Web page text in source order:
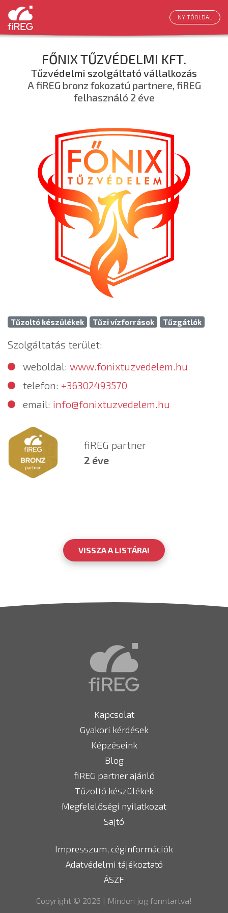
NYITÓOLDAL
FŐNIX TŰZVÉDELMI KFT.
Tűzvédelmi szolgáltató vállalkozás
A fiREG bronz fokozatú partnere, fiREG
felhasználó 2 éve
Tűzoltó készülékek Tűzi vízforrások Tűzgátlók
Szolgáltatás terület:
weboldal: www.fonixtuzvedelem.hu
telefon: +36302493570
email: info@fonixtuzvedelem.hu
fiREG partner
2 éve
VISSZA A LISTÁRA!
Kapcsolat
Gyakori kérdések
Képzéseink
Blog
fiREG partner ajánló
Tűzoltó készülékek
Megfelelőségi nyilatkozat
Sajtó
Impresszum, céginformációk
Adatvédelmi tájékoztató
ÁSZF
Copyright © 2026 | Minden jog fenntartva!